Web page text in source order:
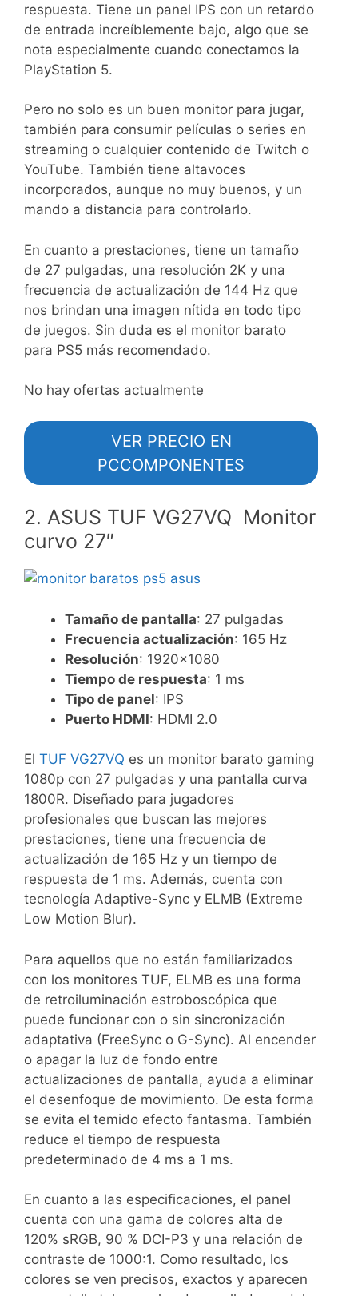
respuesta. Tiene un panel IPS con un retardo
de entrada increíblemente bajo, algo que se
nota especialmente cuando conectamos la
PlayStation 5.
Pero no solo es un buen monitor para jugar,
también para consumir películas o series en
streaming o cualquier contenido de Twitch o
YouTube. También tiene altavoces
incorporados, aunque no muy buenos, y un
mando a distancia para controlarlo.
En cuanto a prestaciones, tiene un tamaño
de 27 pulgadas, una resolución 2K y una
frecuencia de actualización de 144 Hz que
nos brindan una imagen nítida en todo tipo
de juegos. Sin duda es el monitor barato
para PS5 más recomendado.
No hay ofertas actualmente
VER PRECIO EN
PCCOMPONENTES
2. ASUS TUF VG27VQ Monitor
curvo 27″
Tamaño de pantalla: 27 pulgadas
Frecuencia actualización: 165 Hz
Resolución: 1920×1080
Tiempo de respuesta: 1 ms
Tipo de panel: IPS
Puerto HDMI: HDMI 2.0
El TUF VG27VQ es un monitor barato gaming
1080p con 27 pulgadas y una pantalla curva
1800R. Diseñado para jugadores
profesionales que buscan las mejores
prestaciones, tiene una frecuencia de
actualización de 165 Hz y un tiempo de
respuesta de 1 ms. Además, cuenta con
tecnología Adaptive-Sync y ELMB (Extreme
Low Motion Blur).
Para aquellos que no están familiarizados
con los monitores TUF, ELMB es una forma
de retroiluminación estroboscópica que
puede funcionar con o sin sincronización
adaptativa (FreeSync o G-Sync). Al encender
o apagar la luz de fondo entre
actualizaciones de pantalla, ayuda a eliminar
el desenfoque de movimiento. De esta forma
se evita el temido efecto fantasma. También
reduce el tiempo de respuesta
predeterminado de 4 ms a 1 ms.
En cuanto a las especificaciones, el panel
cuenta con una gama de colores alta de
120% sRGB, 90 % DCI-P3 y una relación de
contraste de 1000:1. Como resultado, los
colores se ven precisos, exactos y aparecen